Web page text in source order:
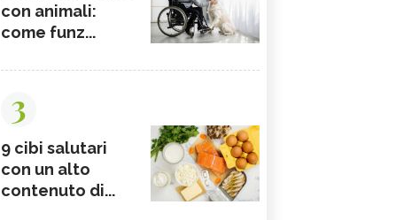
con animali:
come funz...
3
9 cibi salutari
con un alto
contenuto di...